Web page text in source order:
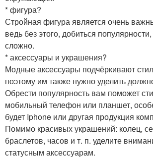
* фигура?
Стройная фигура является очень
ведь без этого, добиться
сложно.
* аксессуары и украшения?
Модные аксессуары подчёркивают
поэтому им также нужно уделить
Обрести популярность вам поможет
мобильный телефон или планшет,
будет Iphone или другая продукция
Помимо красивых украшений: колец,
браслетов, часов и т. п. уделите
статусным аксессуарам.